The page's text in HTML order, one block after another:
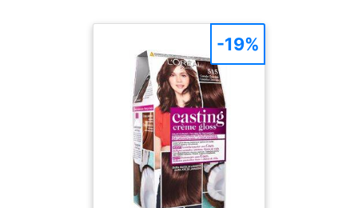
-19%